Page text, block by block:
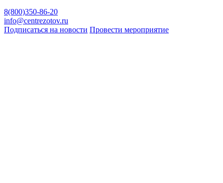
8(800)350-86-20
info@centrezotov.ru
Подписаться на новости Провести мероприятие